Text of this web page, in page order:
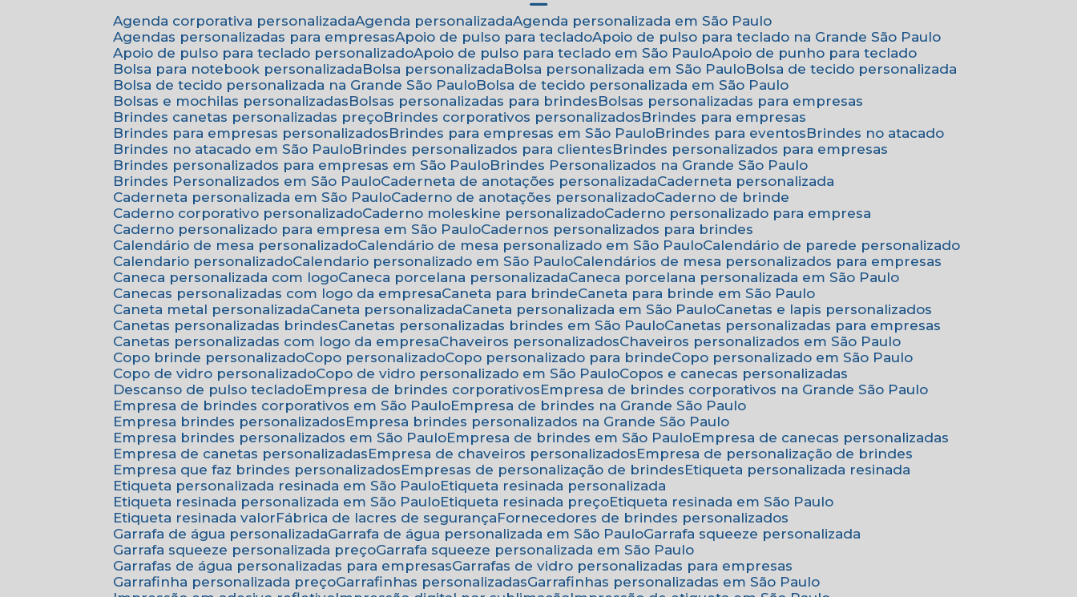
Agenda corporativa personalizada Agenda personalizada Agenda personalizada em São Paulo
Agendas personalizadas para empresas Apoio de pulso para teclado Apoio de pulso para teclado na Grande São Paulo
Apoio de pulso para teclado personalizado Apoio de pulso para teclado em São Paulo Apoio de punho para teclado
Bolsa para notebook personalizada
Bolsa personalizada Bolsa personalizada em São Paulo
Bolsa de tecido personalizada
Bolsa de tecido personalizada na Grande São Paulo
Bolsa de tecido personalizada em São Paulo
Bolsas e mochilas personalizadas
Bolsas personalizadas para brindes
Bolsas personalizadas para empresas
Brindes canetas personalizadas preço
Brindes corporativos personalizados
Brindes para empresas
Brindes para empresas personalizados
Brindes para empresas em São Paulo Brindes para eventos
Brindes no atacado
Brindes no atacado em São Paulo
Brindes personalizados para clientes
Brindes personalizados para empresas
Brindes personalizados para empresas em São Paulo
Brindes Personalizados na Grande São Paulo
Brindes Personalizados em São Paulo
Caderneta de anotações personalizada
Caderneta personalizada
Caderneta personalizada em São Paulo
Caderno de anotações personalizado
Caderno de brinde
Caderno corporativo personalizado
Caderno moleskine personalizado
Caderno personalizado para empresa
Caderno personalizado para empresa em São Paulo
Cadernos personalizados para brindes
Calendário de mesa personalizado
Calendário de mesa personalizado em São Paulo
Calendário de parede personalizado
Calendario personalizado
Calendario personalizado em São Paulo
Calendários de mesa personalizados para empresas
Caneca personalizada com logo
Caneca porcelana personalizada
Caneca porcelana personalizada em São Paulo
Canecas personalizadas com logo da empresa
Caneta para brinde
Caneta para brinde em São Paulo
Caneta metal personalizada
Caneta personalizada Caneta personalizada em São Paulo
Canetas e lapis personalizados
Canetas personalizadas brindes
Canetas personalizadas brindes em São Paulo
Canetas personalizadas para empresas
Canetas personalizadas com logo da empresa
Chaveiros personalizados
Chaveiros personalizados em São Paulo
Copo brinde personalizado
Copo personalizado Copo personalizado para brinde
Copo personalizado em São Paulo
Copo de vidro personalizado
Copo de vidro personalizado em São Paulo
Copos e canecas personalizadas
Descanso de pulso teclado
Empresa de brindes corporativos
Empresa de brindes corporativos na Grande São Paulo
Empresa de brindes corporativos em São Paulo
Empresa de brindes na Grande São Paulo
Empresa brindes personalizados
Empresa brindes personalizados na Grande São Paulo
Empresa brindes personalizados em São Paulo
Empresa de brindes em São Paulo
Empresa de canecas personalizadas
Empresa de canetas personalizadas
Empresa de chaveiros personalizados
Empresa de personalização de brindes
Empresa que faz brindes personalizados
Empresas de personalização de brindes
Etiqueta personalizada resinada
Etiqueta personalizada resinada em São Paulo Etiqueta resinada personalizada
Etiqueta resinada personalizada em São Paulo Etiqueta resinada preço Etiqueta resinada em São Paulo
Etiqueta resinada valor
Fábrica de lacres de segurança
Fornecedores de brindes personalizados
Garrafa de água personalizada
Garrafa de água personalizada em São Paulo
Garrafa squeeze personalizada
Garrafa squeeze personalizada preço
Garrafa squeeze personalizada em São Paulo
Garrafas de água personalizadas para empresas
Garrafas de vidro personalizadas para empresas
Garrafinha personalizada preço
Garrafinhas personalizadas
Garrafinhas personalizadas em São Paulo